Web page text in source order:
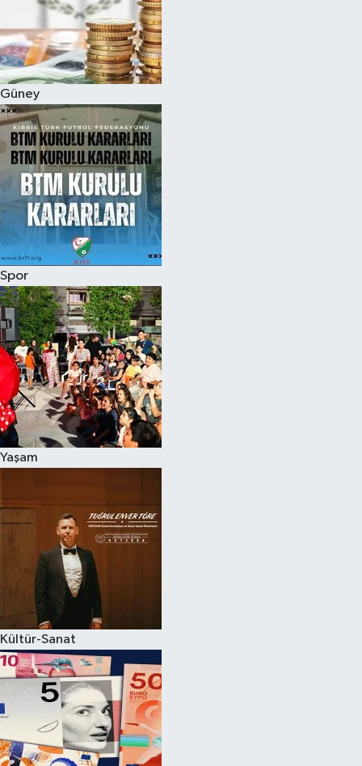
Güney
Spor
Yaşam
Kültür-Sanat